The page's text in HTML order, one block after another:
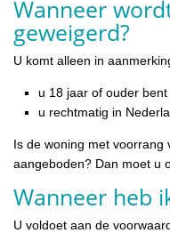
Wanneer
geweigerd?
U komt alleen in
u 18 jaar of ouder bent
u rechtmatig in
Is de woning met voorrang
aangeboden? Dan moet u
Wanneer heb
U voldoet aan de